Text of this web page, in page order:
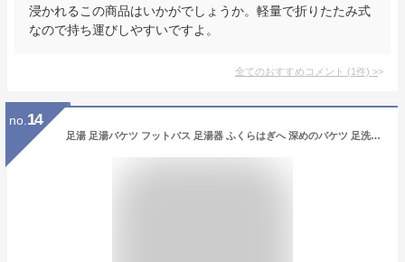
浸かれるこの商品はいかがでしょうか。軽量で折りたたみ式
なので持ち運びしやすいですよ。
全てのおすすめコメント (1件) >
no. 14
足湯 足湯バケツ フットバス 足湯器 ふくらはぎへ 深めのバケツ 足洗い台 ひざ ふくらはぎ 保温 足温桶 ジンバルホイール付 ローラー付 マッサージ プラス 厚手 家庭用 健康バケツ 足湯バケツ ディープバケットフットバス ハンドル 持ち運び 自立式 (白黄, Lキャスター：底31.5*22.5*高39cm)